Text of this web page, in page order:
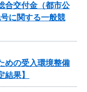
合交付金（都市公
に関する一般競
めの受入環境整備
果】